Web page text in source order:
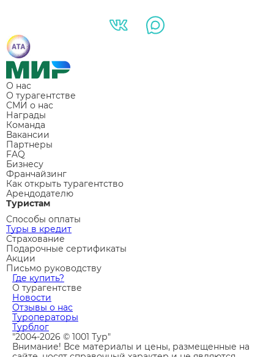
О нас
О турагентстве
СМИ о нас
Награды
Команда
Вакансии
Партнеры
FAQ
Бизнесу
Франчайзинг
Как открыть турагентство
Арендодателю
Туристам
Способы оплаты
Туры в кредит
Страхование
Подарочные сертификаты
Акции
Письмо руководству
Где купить?
О турагентстве
Новости
Отзывы о нас
Туроператоры
Турблог
"2004-2026 © 1001 Тур"
Внимание! Все материалы и цены, размещенные на